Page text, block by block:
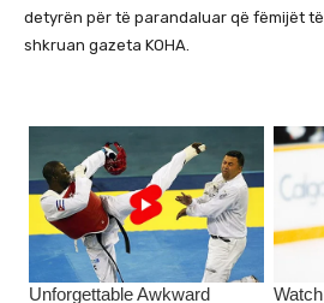
detyrën për të parandaluar që fëmijët
shkruan gazeta KOHA.